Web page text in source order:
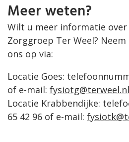
Meer weten?
Wilt u meer informatie
Zorggroep Ter Weel?
ons op via:
Locatie Goes:
of e-mail: fysiotg@terweel.nl
Locatie Krabbendijke:
65 42 96 of e-mail: